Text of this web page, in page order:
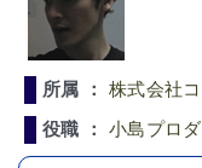
所属 ： 株式会社
役職 ： 小島プロ